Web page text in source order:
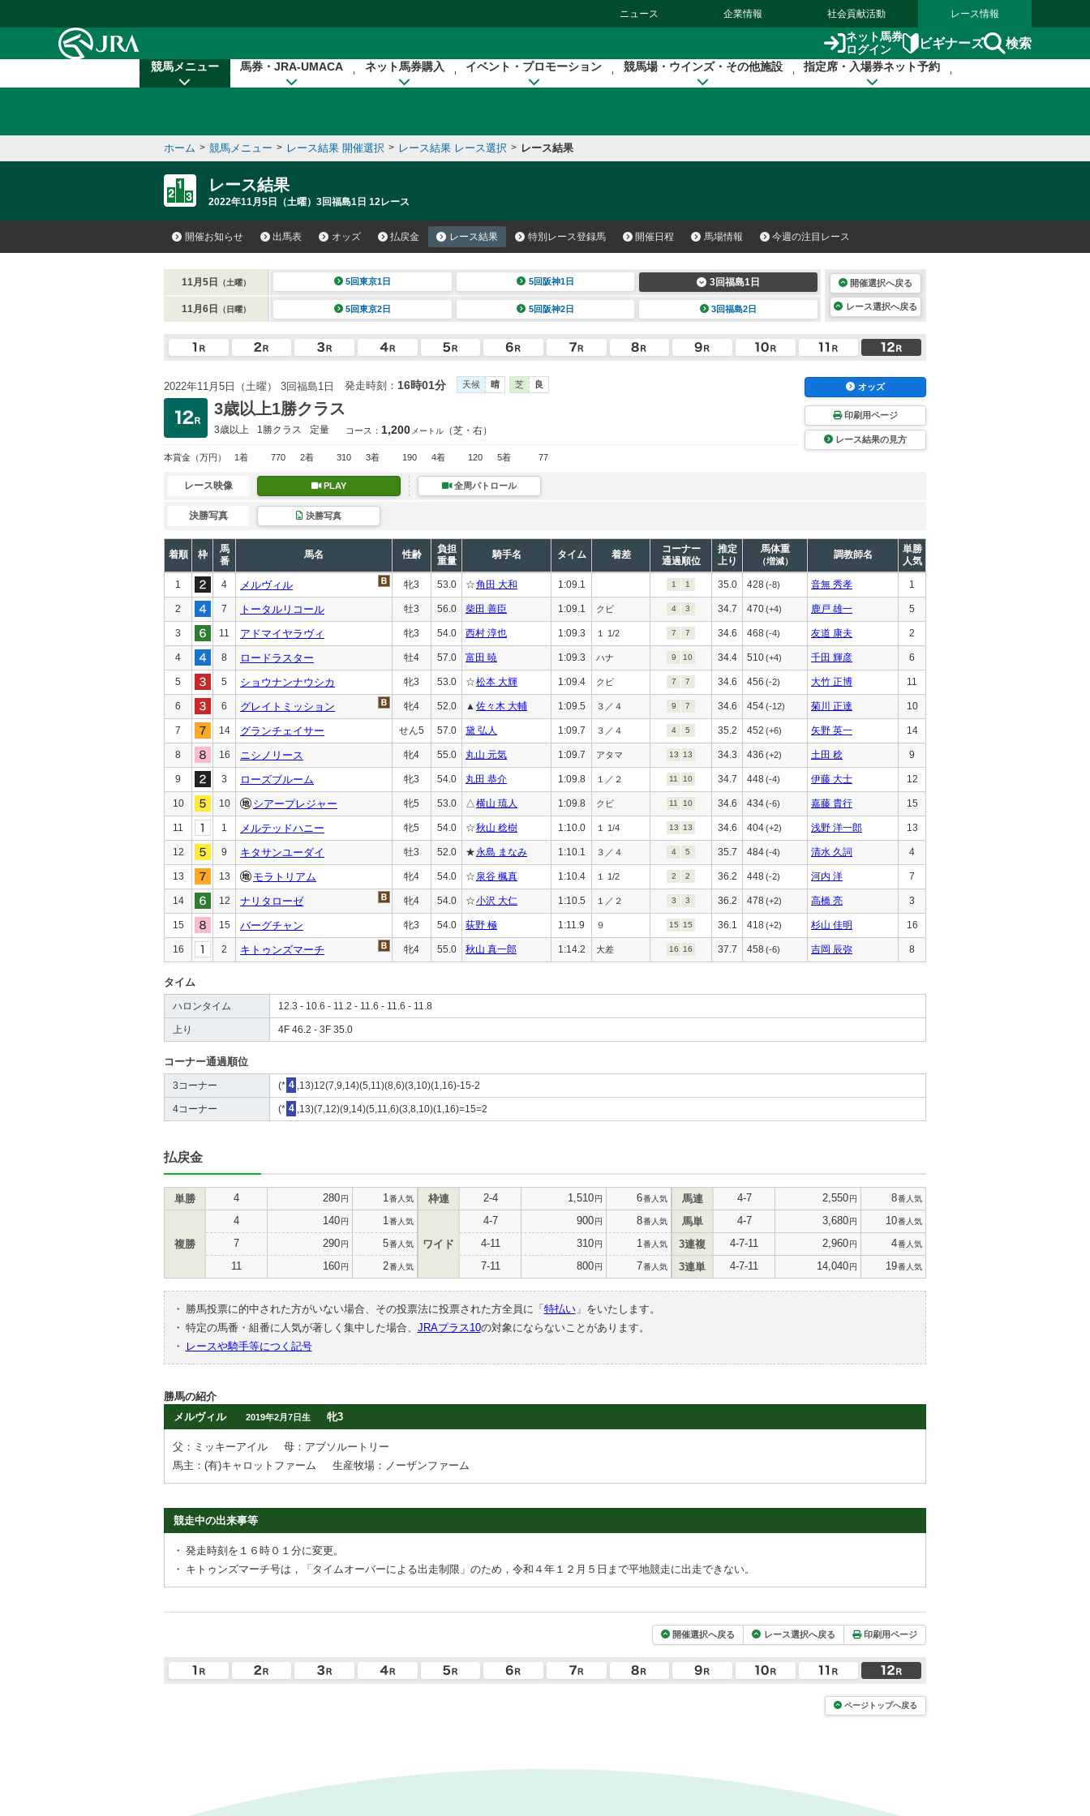
ニュース 企業情報 社会貢献活動 レース情報
ネット馬券
ログイン
ビギナーズ 検索
競馬メニュー 馬券・JRA-UMACA ネット馬券購入 イベント・プロモーション 競馬場・ウインズ・その他施設 指定席・入場券ネット予約
ホーム > 競馬メニュー > レース結果 開催選択 > レース結果 レース選択 > レース結果
レース結果
2022年11月5日（土曜）3回福島1日 12レース
開催お知らせ 出馬表 オッズ 払戻金 レース結果 特別レース登録馬 開催日程 馬場情報 今週の注目レース
11月5日 （土曜） 5回東京1日 5回阪神1日 3回福島1日
11月6日 （日曜） 5回東京2日 5回阪神2日 3回福島2日
開催選択へ戻る
レース選択へ戻る
2022年11月5日（土曜） 3回福島1日 発走時刻： 16時01分 天候 晴 芝 良
3歳以上1勝クラス
3歳以上 1勝クラス 定量 コース： 1,200 メートル （芝・右）
本賞金 （万円） 1着 770 2着 310 3着 190 4着 120 5着 77
オッズ
印刷用ページ
レース結果の見方
レース映像 PLAY 全周パトロール
決勝写真 決勝写真
着順 枠
馬
番
馬名 性齢
負担
重量
騎手名 タイム 着差
コーナー
通過順位
推定
上り
馬体重
（増減）
調教師名
単勝
人気
1 4 メルヴィル 牝3 53.0 ☆角田 大和 1:09.1 1 1 35.0 428(-8) 音無 秀孝 1
2 7 トータルリコール 牡3 56.0 柴田 善臣 1:09.1 クビ 4 3 34.7 470(+4) 鹿戸 雄一 5
3 11 アドマイヤラヴィ 牝3 54.0 西村 淳也 1:09.3 １ 1/2 7 7 34.6 468(-4) 友道 康夫 2
4 8 ロードラスター 牡4 57.0 富田 暁 1:09.3 ハナ 9 10 34.4 510(+4) 千田 輝彦 6
5 5 ショウナンナウシカ 牝3 53.0 ☆松本 大輝 1:09.4 クビ 7 7 34.6 456 (-2) 大竹 正博 11
6 6 グレイトミッション 牝4 52.0 ▲ 佐々木 大輔 1:09.5 ３／４ 9 7 34.6 454(-12) 菊川 正達 10
7 14 グランチェイサー せん5 57.0 黛 弘人 1:09.7 ３／４ 4 5 35.2 452 (+6) 矢野 英一 14
8 16 ニシノリース 牝4 55.0 丸山 元気 1:09.7 アタマ 13 13 34.3 436 (+2) 土田 稔 9
9 3 ローズブルーム 牝3 54.0 丸田 恭介 1:09.8 １／２ 11 10 34.7 448(-4) 伊藤 大士 12
10 10 シアープレジャー 牝5 53.0 △横山 琉人 1:09.8 クビ 11 10 34.6 434(-6) 嘉藤 貴行 15
11 1 メルテッドハニー 牝5 54.0 ☆秋山 稔樹 1:10.0 １ 1/4 13 13 34.6 404(+2) 浅野 洋一郎 13
12 9 キタサンユーダイ 牡3 52.0 ★永島 まなみ 1:10.1 ３／４ 4 5 35.7 484(-4) 清水 久詞 4
13 13 モラトリアム 牝4 54.0 ☆ 泉谷 楓真 1:10.4 １ 1/2 2 2 36.2 448(-2) 河内 洋 7
14 12 ナリタローゼ 牝4 54.0 ☆小沢 大仁 1:10.5 １／２ 3 3 36.2 478 (+2) 高橋 亮 3
15 15 バーグチャン 牝3 54.0 荻野 極 1:11.9 ９ 15 15 36.1 418(+2) 杉山 佳明 16
16 2 キトゥンズマーチ 牝4 55.0 秋山 真一郎 1:14.2 大差 16 16 37.7 458 (-6) 吉岡 辰弥 8
タイム
ハロンタイム 12.3 - 10.6 - 11.2 - 11.6 - 11.6 - 11.8
上り 4F 46.2 - 3F 35.0
コーナー通過順位
3コーナー (* 4 ,13)12(7,9,14)(5,11)(8,6)(3,10)(1,16)-15-2
4コーナー (* 4 ,13)(7,12)(9,14)(5,11,6)(3,8,10)(1,16)=15=2
払戻金
単勝 4 280円 1 番人気
複勝
4 140円 1 番人気
7 290円 5番人気
11 160円 2番人気
枠連 2-4 1,510円 6番人気
ワイド
4-7 900円 8番人気
4-11 310円 1 番人気
7-11 800円 7番人気
馬連 4-7 2,550円 8番人気
馬単 4-7 3,680円 10番人気
3連複 4-7-11 2,960円 4番人気
3連単 4-7-11 14,040円 19番人気
・ 勝馬投票に的中された方がいない場合、その投票法に投票された方全員に「 特払い」をいたします。
・ 特定の馬番・組番に人気が著しく集中した場合、 JRAプラス10の対象にならないことがあります。
・
レースや騎手等につく記号
勝馬の紹介
メルヴィル
2019年2月7日生 牝3
父：ミッキーアイル
母：アブソルートリー
馬主：(有)キャロットファーム
生産牧場：ノーザンファーム
競走中の出来事等
・ 発走時刻を１６時０１分に変更。
・ キトゥンズマーチ号は，「タイムオーバーによる出走制限」のため，令和４年１２月５日まで平地競走に出走できない。
開催選択へ戻る レース選択へ戻る 印刷用ページ
ページトップへ戻る